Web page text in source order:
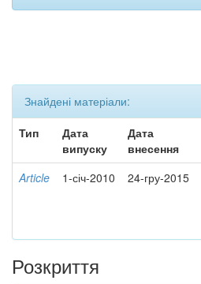
Знайдені матеріали:
Тип
Дата
випуску
Дата
внесення
Article 1-січ-2010 24-гру-2015
Розкриття